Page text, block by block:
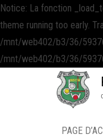
Notice: La fonction
theme running too early.
/mnt/web402/b3/36/
/mnt/web402/b3/36/
PAGE